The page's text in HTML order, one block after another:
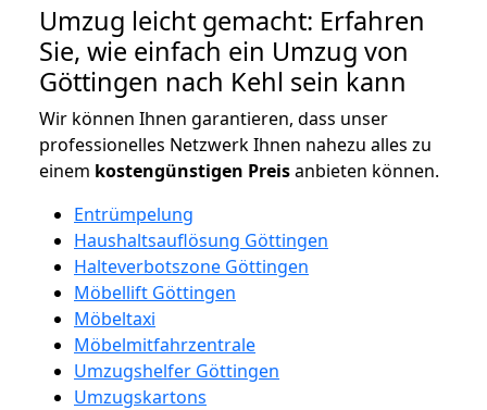
Umzug leicht gemacht: Erfahren
Sie, wie einfach ein Umzug von
Göttingen nach Kehl sein kann
Wir können Ihnen garantieren, dass unser
professionelles Netzwerk Ihnen nahezu alles zu
einem kostengünstigen Preisanbieten können.
Entrümpelung
Haushaltsauflösung Göttingen
Halteverbotszone Göttingen
Möbellift Göttingen
Möbeltaxi
Möbelmitfahrzentrale
Umzugshelfer Göttingen
Umzugskartons